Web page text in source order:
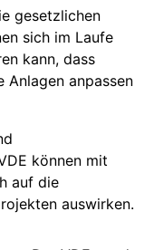
gesetzlichen
sich im Laufe
kann, dass
Anlagen anpassen
können mit
auf die
auswirken.